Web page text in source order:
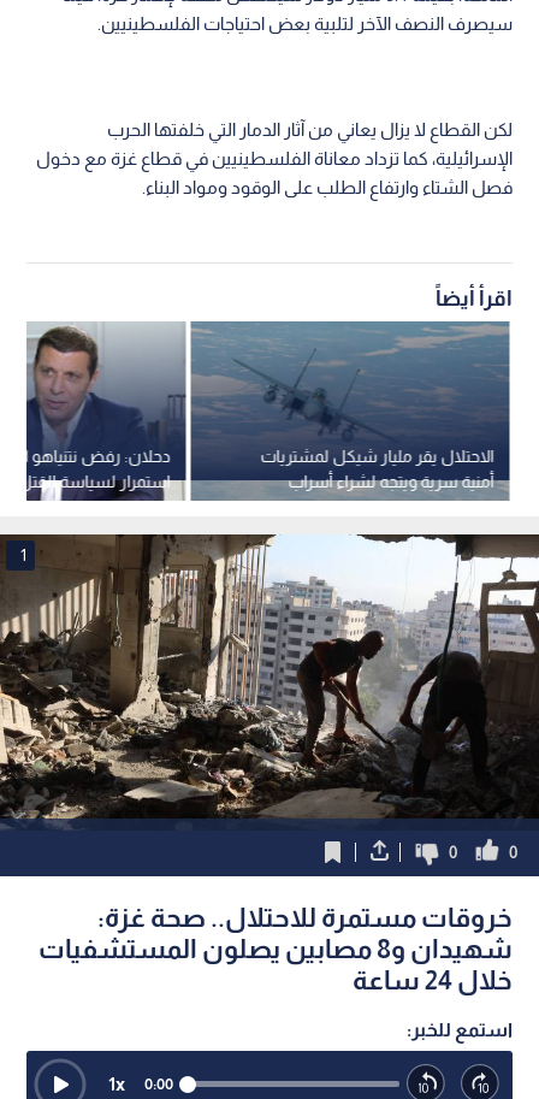
سيصرف النصف الآخر لتلبية بعض احتياجات الفلسطينيين.
لكن القطاع لا يزال يعاني من آثار الدمار التي خلفتها الحرب
الإسرائيلية، كما تزداد معاناة الفلسطينيين في قطاع غزة مع دخول
فصل الشتاء وارتفاع الطلب على الوقود ومواد البناء.
اقرأ أيضاً
دحلان: رفض نتنياهو
استمرار لسياسة القتل
الأمريكية
الاحتلال يقر مليار شيكل لمشتريات
أمنية سرية ويتجه لشراء أسراب
مقاتلات جديدة
1
0
0
خروقات مستمرة للاحتلال.. صحة غزة:
شهيدان و8 مصابين يصلون المستشفيات
خلال 24 ساعة
استمع للخبر:
0:00
1x